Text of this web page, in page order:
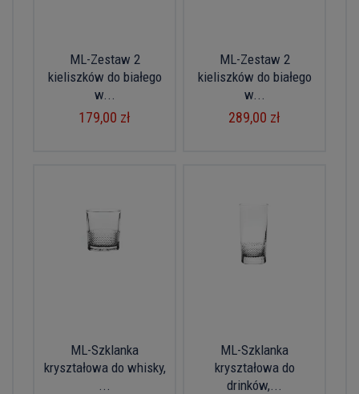
ML-Zestaw 2
kieliszków do białego
w...
179,00 zł
ML-Zestaw 2
kieliszków do białego
w...
289,00 zł
ML-Szklanka
kryształowa do whisky,
...
ML-Szklanka
kryształowa do
drinków,...